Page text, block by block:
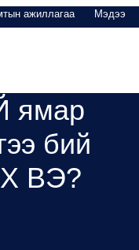
ажиллагаа Мэдээ
ямар
бий
ВЭ?